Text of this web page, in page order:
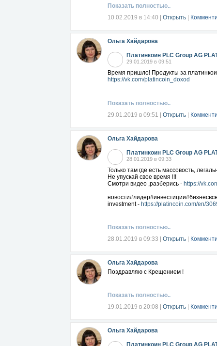
Показать полностью..
10.02.2019 в 14:40
Открыть
Ольга Хайдарова
Платинкоин PLC Group AG
29.01.2019 в 09:51
Время пришло! Продукты за
https://vk.com/platincoin_doxod
Показать полностью..
29.01.2019 в 09:51
Открыть
Ольга Хайдарова
Платинкоин PLC Group AG
28.01.2019 в 09:33
Только там где есть массовость,
Не упускай свое время !!!
Смотри видео ,разберись - https://
investment - https://platincoin.com/en/
Показать полностью..
28.01.2019 в 09:33
Открыть
Ольга Хайдарова
Поздравляю с Крещением !
Показать полностью..
19.01.2019 в 20:08
Открыть
Ольга Хайдарова
Платинкоин PLC Group AG